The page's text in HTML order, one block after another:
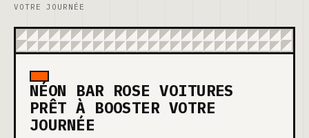
VOTRE JOURNÉE
NÉON BAR ROSE VOITURES
PRÊT À BOOSTER VOTRE
JOURNÉE